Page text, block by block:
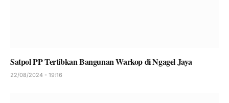
Satpol PP Tertibkan Bangunan Warkop di Ngagel Jaya
22/08/2024 - 19:16